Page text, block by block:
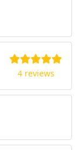
4 reviews